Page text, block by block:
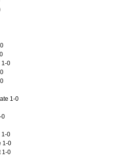
1-0
1-0
0
0
1-0
1-0